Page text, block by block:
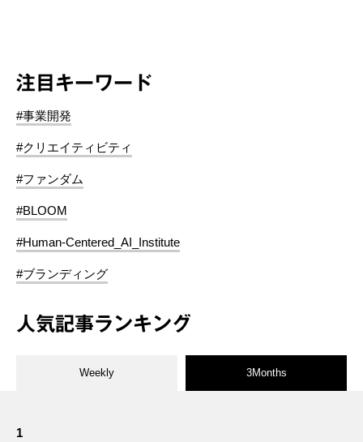
注目キーワード
#事業開発
#クリエイティビティ
#ファンダム
#BLOOM
#Human-Centered_AI_Institute
#ブランディング
人気記事ランキング
Weekly 3Months
1